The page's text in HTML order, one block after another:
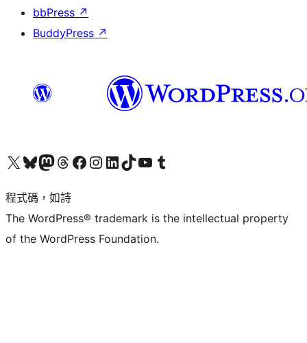
bbPress ↗
BuddyPress ↗
查看我們的 X (之前的 Twitter) 帳號造訪我們的 Bluesky 帳號造訪我們的 Mastodon 帳號造訪我們的 Threads 帳號 造訪我們的 Facebook 粉絲專頁Visit our Instagram account
Visit our LinkedIn account
造訪我們的 TikTok 帳號Visit our YouTube channel
造訪我們的 Tumblr 帳號
程式碼，如詩
The WordPress® trademark is the intellectual property
of the WordPress Foundation.